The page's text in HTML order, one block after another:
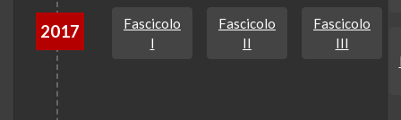
2017
Fascicolo
I
Fascicolo
II
Fascicolo
III